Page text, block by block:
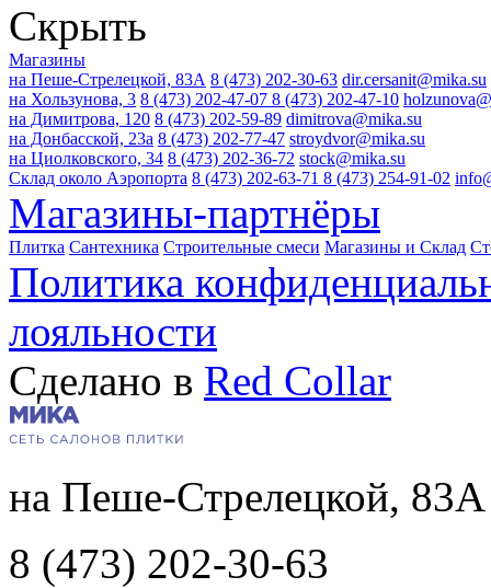
Скрыть
Магазины
на Пеше-Стрелецкой, 83А 8 (473) 202-30-63 dir.cersanit@mika.su
на Хользунова, 3 8 (473) 202-47-07 8 (473) 202-47-10
на Димитрова, 120 8 (473) 202-59-89 dimitrova@mika.su
на Донбасской, 23а 8 (473) 202-77-47 stroydvor@mika.su
на Циолковского, 34 8 (473) 202-36-72 stock@mika.su
Склад около Аэропорта 8 (473) 202-63-71 8 (473) 254-91-02
Магазины-партнёры
Плитка Сантехника Строительные смеси Магазины и Склад
Политика
лояльности
Сделано в Red Collar
на Пеше-Стрелецкой, 83А
8 (473) 202-30-63